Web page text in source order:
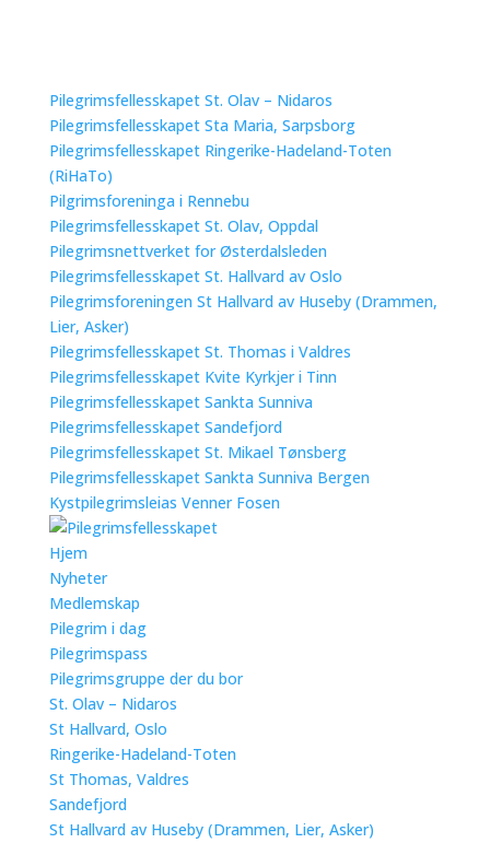
Pilegrimsfellesskapet St. Olav – Nidaros
Pilegrimsfellesskapet Sta Maria, Sarpsborg
Pilegrimsfellesskapet Ringerike-Hadeland-Toten
(RiHaTo)
Pilgrimsforeninga i Rennebu
Pilegrimsfellesskapet St. Olav, Oppdal
Pilegrimsnettverket for Østerdalsleden
Pilegrimsfellesskapet St. Hallvard av Oslo
Pilegrimsforeningen St Hallvard av Huseby (Drammen,
Lier, Asker)
Pilegrimsfellesskapet St. Thomas i Valdres
Pilegrimsfellesskapet Kvite Kyrkjer i Tinn
Pilegrimsfellesskapet Sankta Sunniva
Pilegrimsfellesskapet Sandefjord
Pilegrimsfellesskapet St. Mikael Tønsberg
Pilegrimsfellesskapet Sankta Sunniva Bergen
Kystpilegrimsleias Venner Fosen
Hjem
Nyheter
Medlemskap
Pilegrim i dag
Pilegrimspass
Pilegrimsgruppe der du bor
St. Olav – Nidaros
St Hallvard, Oslo
Ringerike-Hadeland-Toten
St Thomas, Valdres
Sandefjord
St Hallvard av Huseby (Drammen, Lier, Asker)